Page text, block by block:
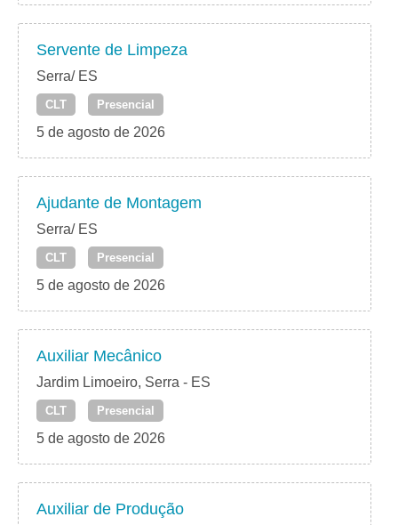
Servente de Limpeza
Serra/ ES
CLT Presencial
5 de agosto de 2026
Ajudante de Montagem
Serra/ ES
CLT Presencial
5 de agosto de 2026
Auxiliar Mecânico
Jardim Limoeiro, Serra - ES
CLT Presencial
5 de agosto de 2026
Auxiliar de Produção